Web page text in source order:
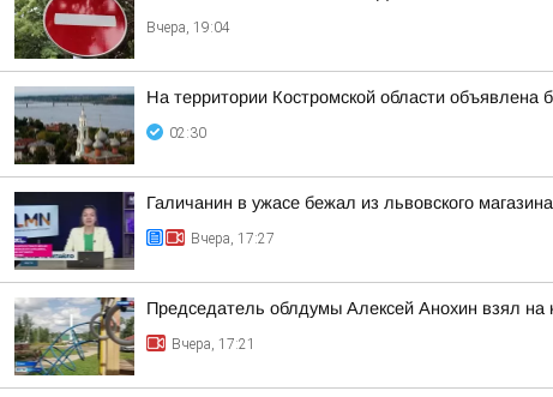
Вчера, 19:04
На территории Костромской области объявлена
02:30
Галичанин в ужасе бежал из львовского
Вчера, 17:27
Председатель облдумы Алексей Анохин взял
Вчера, 17:21